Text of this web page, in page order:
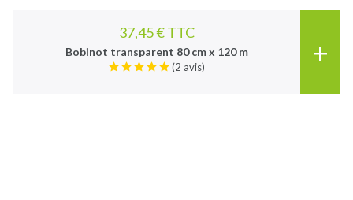
37,45 € TTC
Bobinot transparent 80 cm x 120 m
(2 avis) +